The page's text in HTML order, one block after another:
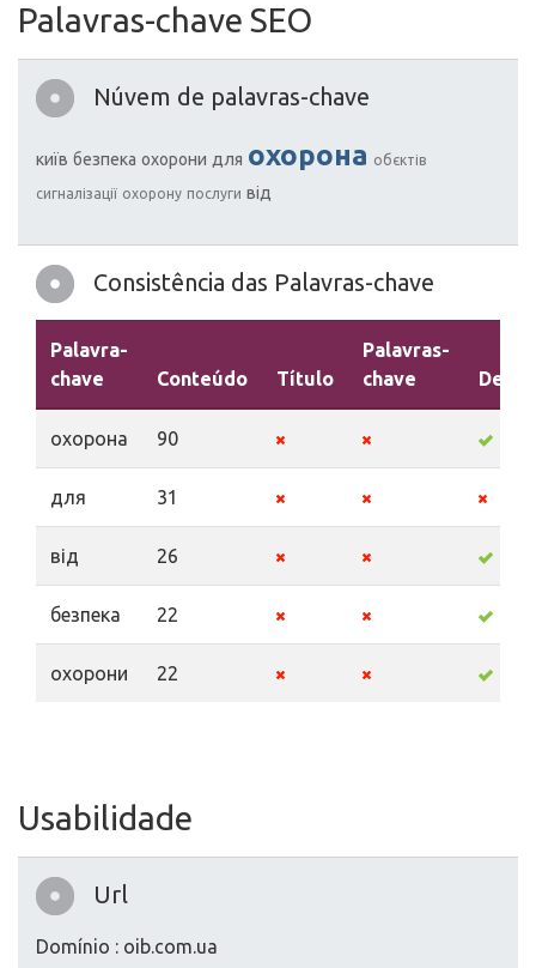
Palavras-chave SEO
Núvem de palavras-chave
київ безпека охорони для охорона обєктів
сигналізації охорону послуги від
Consistência das Palavras-chave
Palavra-
chave
Conteúdo Título
Palavras-
chave
охорона 90
для 31
від 26
безпека 22
охорони 22
Usabilidade
Url
Domínio : oib.com.ua